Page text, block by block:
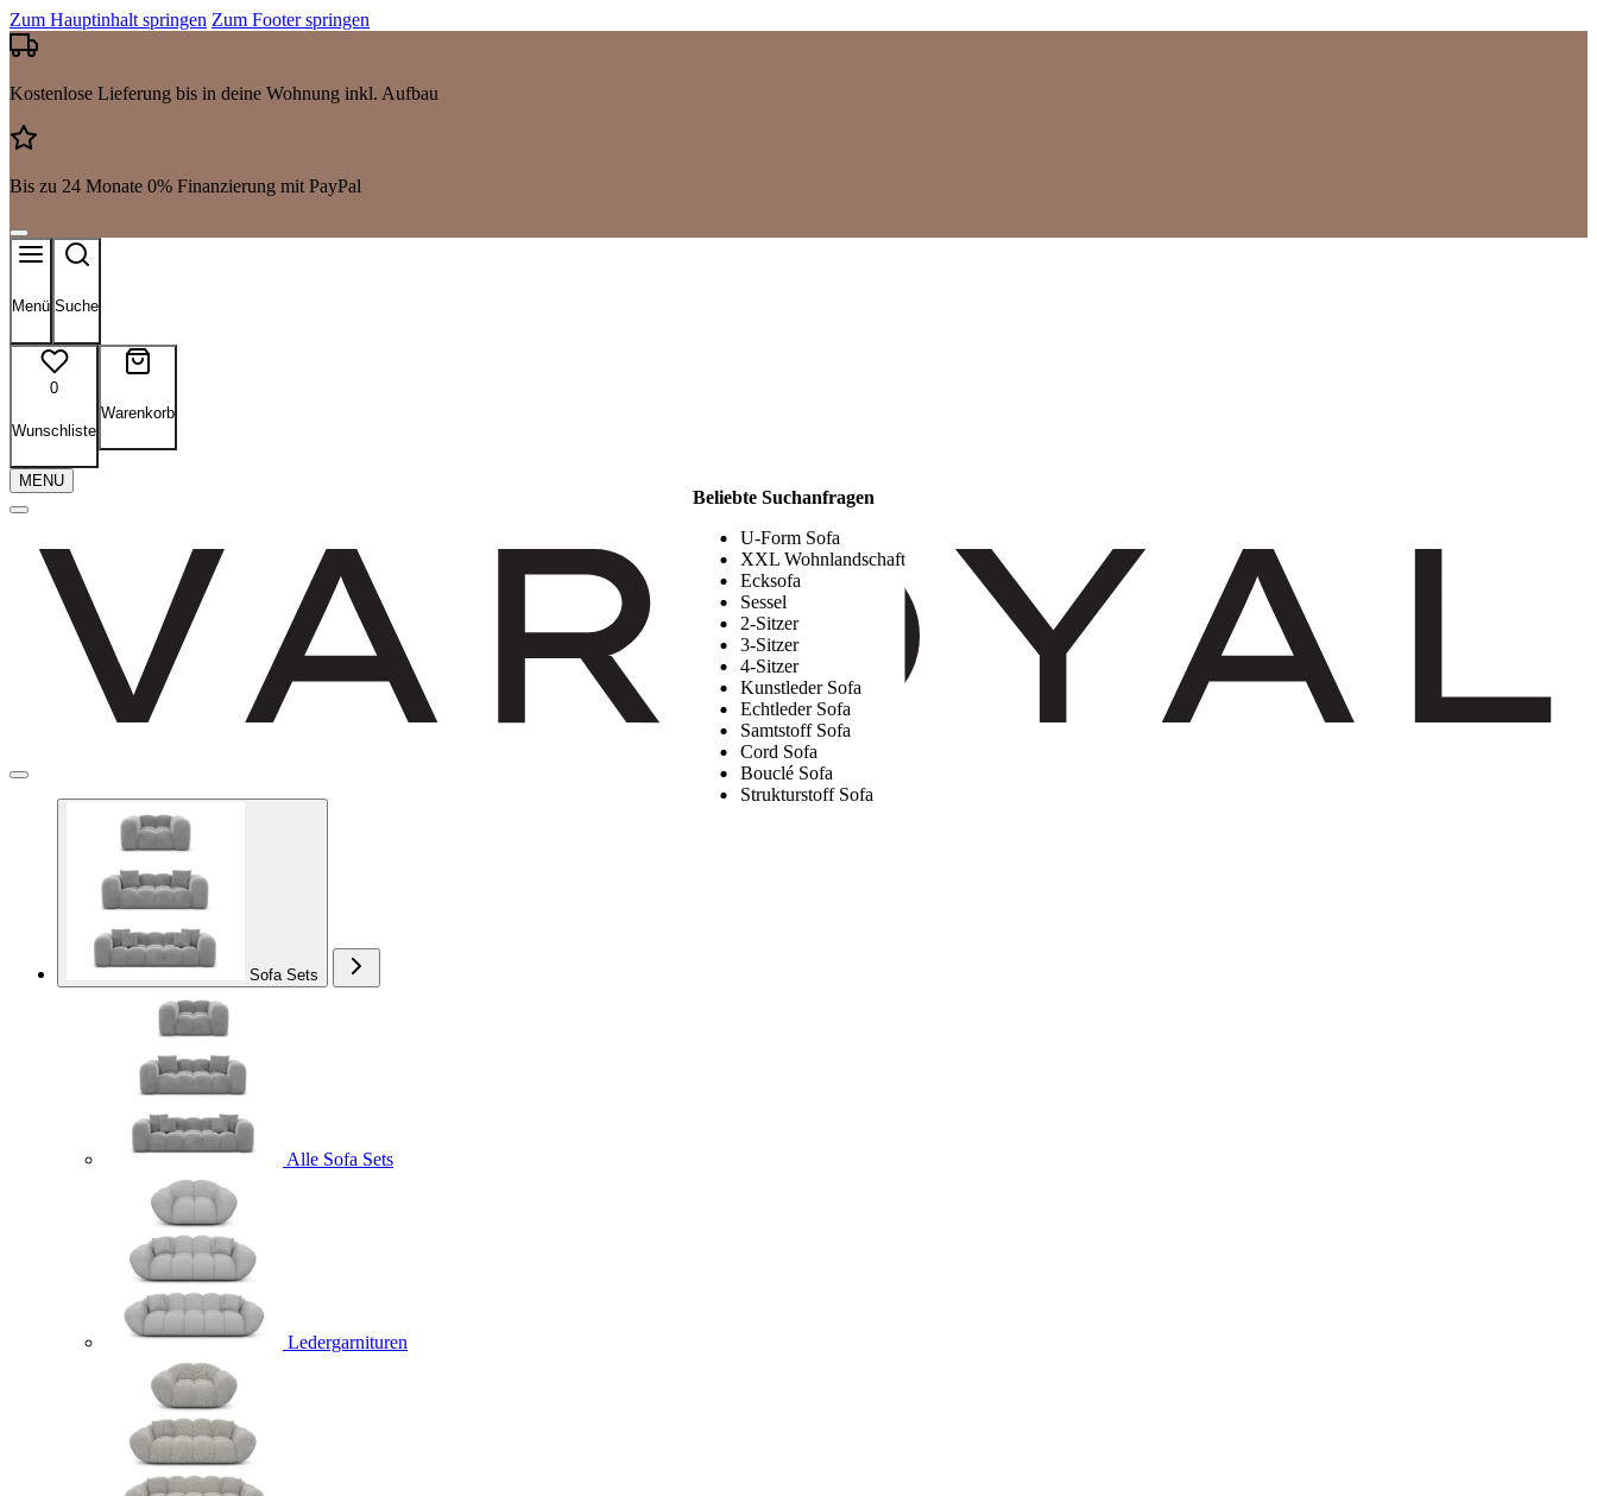
Zum Hauptinhalt springen Zum Footer springen
Kostenlose Lieferung bis in deine Wohnung inkl. Aufbau
Bis zu 24 Monate 0% Finanzierung mit PayPal
Menü Suche
0
Wunschliste
Warenkorb
Beliebte Suchanfragen
U-Form Sofa
XXL Wohnlandschaft
Ecksofa
Sessel
2-Sitzer
3-Sitzer
4-Sitzer
Kunstleder Sofa
Echtleder Sofa
Samtstoff Sofa
Cord Sofa
Bouclé Sofa
Strukturstoff Sofa
Suchergebnisse
MENU
Sofa Sets
Alle Sofa Sets
Ledergarnituren